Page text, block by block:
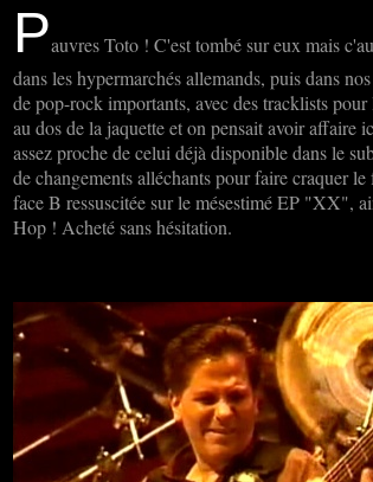
Pauvres Toto ! C'est tombé sur eux mais
dans les hypermarchés allemands, puis dans
de pop-rock importants, avec des tracklists
au dos de la jaquette et on pensait avoir
assez proche de celui déjà disponible dans le
de changements alléchants pour faire craquer
face B ressuscitée sur le mésestimé EP "XX",
Hop ! Acheté sans hésitation.